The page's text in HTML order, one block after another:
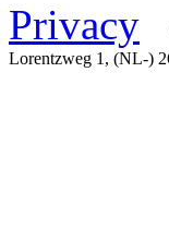
Privacy
Lorentzweg 1, (NL-)